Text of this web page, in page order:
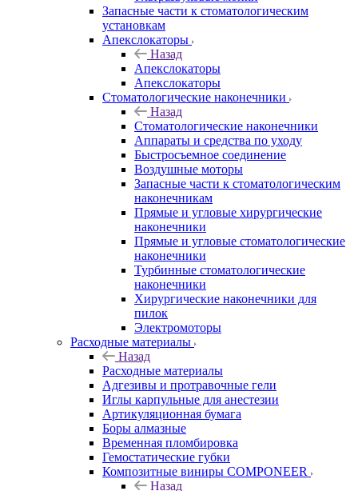
Запасные части к стоматологическим
установкам
Апекслокаторы
Назад
Апекслокаторы
Апекслокаторы
Стоматологические наконечники
Назад
Стоматологические наконечники
Аппараты и средства по уходу
Быстросъемное соединение
Воздушные моторы
Запасные части к стоматологическим
наконечникам
Прямые и угловые хирургические
наконечники
Прямые и угловые стоматологические
наконечники
Турбинные стоматологические
наконечники
Хирургические наконечники для
пилок
Электромоторы
Расходные материалы
Назад
Расходные материалы
Адгезивы и протравочные гели
Иглы карпульные для анестезии
Артикуляционная бумага
Боры алмазные
Временная пломбировка
Гемостатические губки
Композитные виниры COMPONEER
Назад